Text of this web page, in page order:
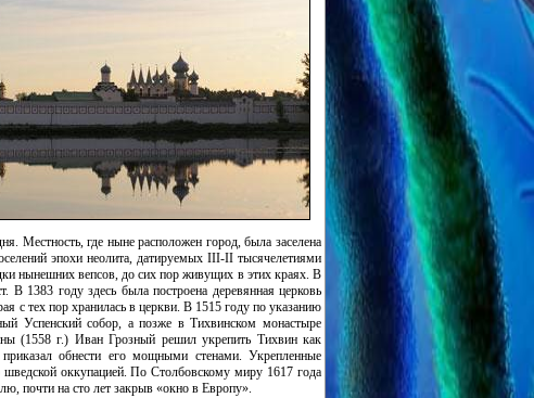
Местность, где ныне расположен город, была заселена
эпохи неолита, датируемых III-II тысячелетиями
нынешних вепсов, до сих пор живущих в этих краях. В
В 1383 году здесь была построена деревянная церковь
с тех пор хранилась в церкви. В 1515 году по указанию
Успенский собор, а позже в Тихвинском монастыре
(1558 г.) Иван Грозный решил укрепить Тихвин как
обнести его мощными стенами. Укрепленные
оккупацией. По Столбовскому миру 1617 года
почти на сто лет закрыв «окно в Европу».